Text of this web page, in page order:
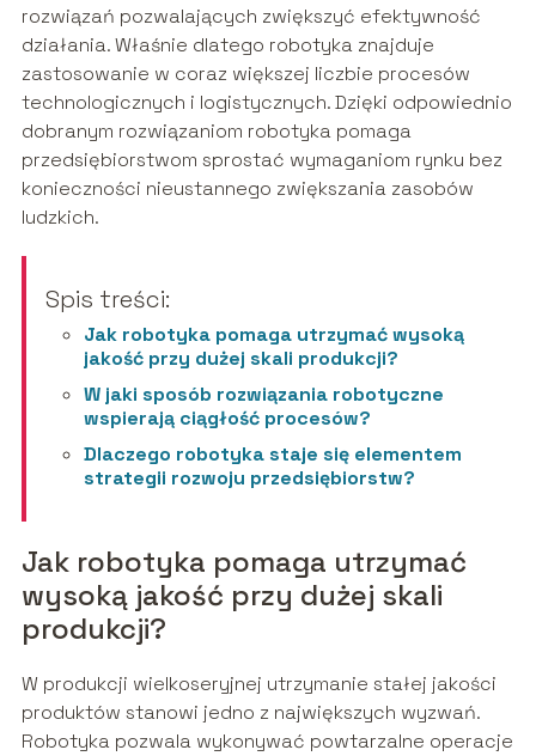
rozwiązań pozwalających zwiększyć efektywność
działania. Właśnie dlatego robotyka znajduje
zastosowanie w coraz większej liczbie procesów
technologicznych i logistycznych. Dzięki odpowiednio
dobranym rozwiązaniom robotyka pomaga
przedsiębiorstwom sprostać wymaganiom rynku bez
konieczności nieustannego zwiększania zasobów
ludzkich.
Spis treści:
Jak robotyka pomaga utrzymać wysoką
jakość przy dużej skali produkcji?
W jaki sposób rozwiązania robotyczne
wspierają ciągłość procesów?
Dlaczego robotyka staje się elementem
strategii rozwoju przedsiębiorstw?
Jak robotyka pomaga utrzymać
wysoką jakość przy dużej skali
produkcji?
W produkcji wielkoseryjnej utrzymanie stałej jakości
produktów stanowi jedno z największych wyzwań.
Robotyka pozwala wykonywać powtarzalne operacje